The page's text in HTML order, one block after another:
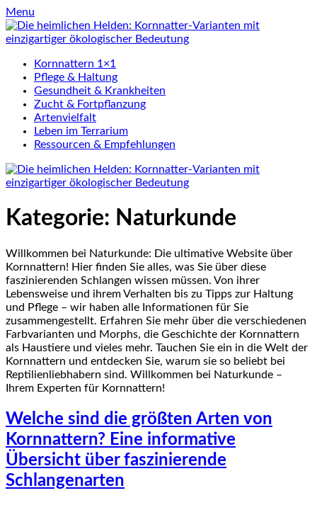
Skip
to
content
Menu
Kornnattern 1×1
Pflege & Haltung
Gesundheit & Krankheiten
Zucht & Fortpflanzung
Artenvielfalt
Leben im Terrarium
Ressourcen & Empfehlungen
Kategorie: Naturkunde
Willkommen bei Naturkunde: Die ultimative Website über
Kornnattern! Hier finden Sie alles, was Sie über diese
faszinierenden Schlangen wissen müssen. Von ihrer
Lebensweise und ihrem Verhalten bis zu Tipps zur Haltung
und Pflege – wir haben alle Informationen für Sie
zusammengestellt. Erfahren Sie mehr über die verschiedenen
Farbvarianten und Morphs, die Geschichte der Kornnattern
als Haustiere und vieles mehr. Tauchen Sie ein in die Welt der
Kornnattern und entdecken Sie, warum sie so beliebt bei
Reptilienliebhabern sind. Willkommen bei Naturkunde –
Ihrem Experten für Kornnattern!
Welche sind die größten Arten von
Kornnattern? Eine informative
Übersicht über faszinierende
Schlangenarten